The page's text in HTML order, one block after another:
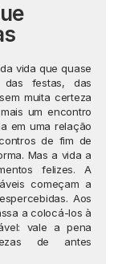
vida que quase
das festas, das
muita certeza
um encontro
em uma relação
de fim de
Mas a vida a
felizes. A
começam a
Aos
a colocá-los à
vale a pena
de antes